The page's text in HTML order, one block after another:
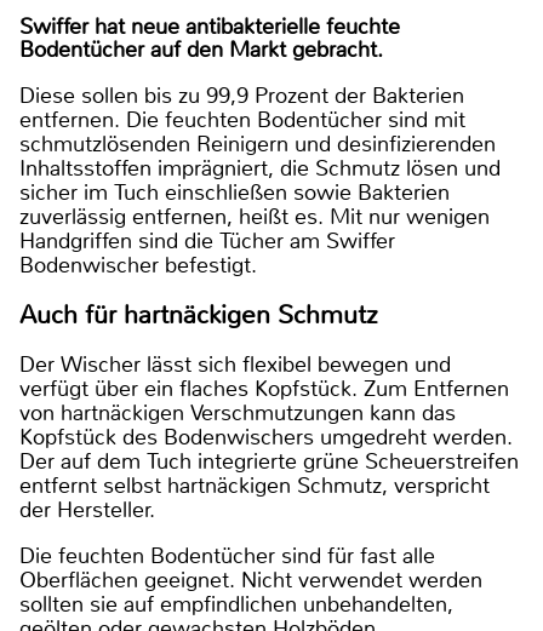
Swiffer hat neue antibakterielle feuchte
Bodentücher auf den Markt gebracht.
Diese sollen bis zu 99,9 Prozent der Bakterien
entfernen. Die feuchten Bodentücher sind mit
schmutzlösenden Reinigern und desinfizierenden
Inhaltsstoffen imprägniert, die Schmutz lösen und
sicher im Tuch einschließen sowie Bakterien
zuverlässig entfernen, heißt es. Mit nur wenigen
Handgriffen sind die Tücher am Swiffer
Bodenwischer befestigt.
Auch für hartnäckigen Schmutz
Der Wischer lässt sich flexibel bewegen und
verfügt über ein flaches Kopfstück. Zum Entfernen
von hartnäckigen Verschmutzungen kann das
Kopfstück des Bodenwischers umgedreht werden.
Der auf dem Tuch integrierte grüne Scheuerstreifen
entfernt selbst hartnäckigen Schmutz, verspricht
der Hersteller.
Die feuchten Bodentücher sind für fast alle
Oberflächen geeignet. Nicht verwendet werden
sollten sie auf empfindlichen unbehandelten,